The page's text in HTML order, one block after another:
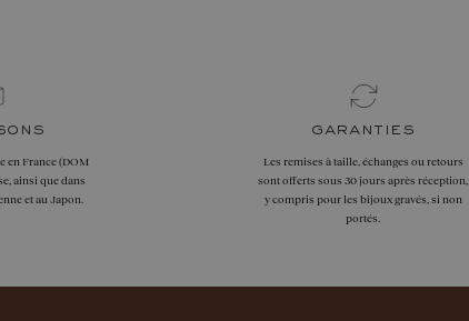
en France (DOM
ainsi que dans
et au Japon.
garanties
Les remises à taille, échanges ou retours
sont offerts sous 30 jours après réception,
y compris pour les bijoux gravés, si non
portés.